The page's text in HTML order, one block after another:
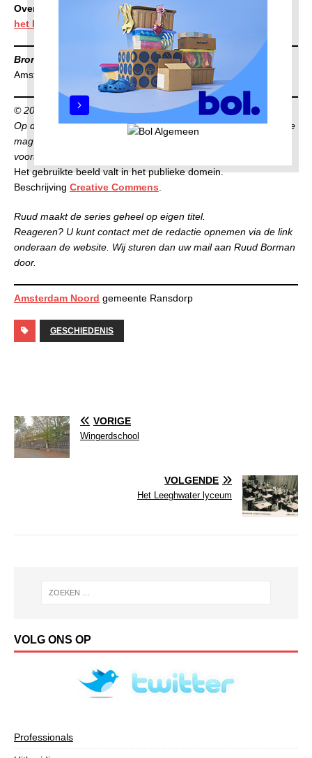
Overzicht alle afleveringenMuseale objecten van boven
het IJ
Bronnen
Amsterdam Museum: Objectomschrijving viaduurzame link
© 2021 Ruud Borman
Op deze publicatie berust auteursrecht. Niets uit deze publicatie
mag op enigerlei wijze worden gepubliceerd zonder
voorafgaande toestemming van Ruud Borman.
Het gebruikte beeld valt in het publieke domein.
Beschrijving Creative Commens
Ruud maakt de series geheel op eigen titel.
Reageren? U kunt contact met de redactie opnemen via de link
onderaan de website. Wij sturen dan uw mail aan Ruud Borman
door.
Amsterdam Noord gemeente Ransdorp
GESCHIEDENIS
VORIGE
Wingerdschool
VOLGENDE
Het Leeghwater lyceum
VOLG ONS OP
Professionals